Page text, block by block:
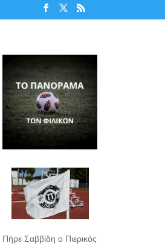
Πήρε Σαββίδη ο Πιερικός